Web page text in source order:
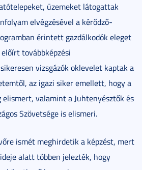
üzemeket látogattak
elvégzésével a kérődző-
érintett gazdálkodók eleget
továbbképzési
vizsgázók oklevelet kaptak a
az igazi siker emellett, hogy a
valamint a Juhtenyésztők és
Szövetsége is elismeri.
ismét meghirdetik a képzést, mert
alatt többen jelezték, hogy